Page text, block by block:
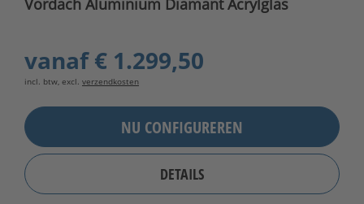
Vordach Aluminium Diamant Acrylglas
vanaf€ 1.299,50
incl. btw, excl. verzendkosten
NU CONFIGUREREN
DETAILS